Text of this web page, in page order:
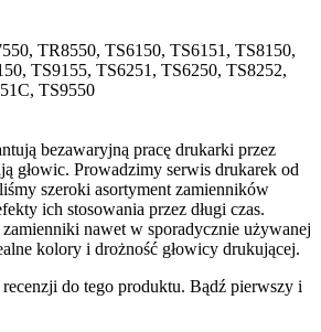
TR8550, TS6150, TS6151, TS8150,
TS9155, TS6251, TS6250, TS8252,
TS9550
bezawaryjną pracę drukarki przez
głowic. Prowadzimy serwis drukarek od
szeroki asortyment zamienników
ich stosowania przez długi czas.
zamienniki nawet w sporadycznie używanej
kolory i drożność głowicy drukującej.
recenzji do tego produktu. Bądź pierwszy i